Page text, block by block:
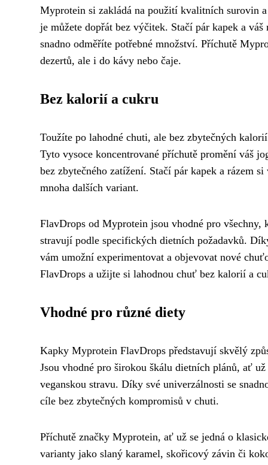
Myprotein si zakládá na použití kvalitních surovin
je můžete dopřát bez výčitek. Stačí pár kapek a
snadno odměříte potřebné množství. Příchutě
dezertů, ale i do kávy nebo čaje.
Bez kalorií a cukru
Toužíte po lahodné chuti, ale bez zbytečných
Tyto vysoce koncentrované příchutě promění váš
bez zbytečného zatížení. Stačí pár kapek a rázem
mnoha dalších variant.
FlavDrops od Myprotein jsou vhodné pro
stravují podle specifických dietních požadavků.
vám umožní experimentovat a objevovat nové
FlavDrops a užijte si lahodnou chuť bez kalorií a
Vhodné pro různé diety
Kapky Myprotein FlavDrops představují skvělý
Jsou vhodné pro širokou škálu dietních plánů, ať
veganskou stravu. Díky své univerzálnosti se
cíle bez zbytečných kompromisů v chuti.
Příchutě značky Myprotein, ať už se jedná o
varianty jako slaný karamel, skořicový závin či